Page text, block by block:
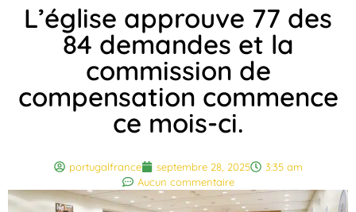
L’église approuve 77 des
84 demandes et la
commission de
compensation commence
ce mois-ci.
portugalfrance septembre 28, 2025
3:35 am
Aucun commentaire